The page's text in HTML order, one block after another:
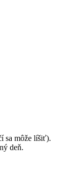
sa môže líšiť).
deň.